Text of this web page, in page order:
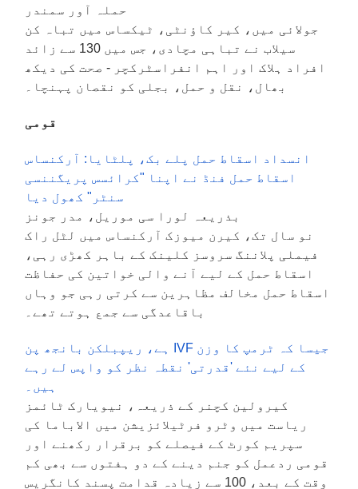
حملہ آور سمندر
جولائی میں، کیر کاؤنٹی، ٹیکساس میں تباہ کن
سیلاب نے تباہی مچادی، جس میں 130 سے زائد
افراد ہلاک اور اہم انفراسٹرکچر - صحت کی دیکھ
بھال، نقل و حمل، بجلی کو نقصان پہنچا۔
قومی
انسداد اسقاط حمل پلے بک، پلٹایا: آرکنساس
اسقاط حمل فنڈ نے اپنا "کرائسس پریگننسی
سنٹر" کھول دیا
بذریعہ لورا سی موریل، مدر جونز
نو سال تک، کیرن میوزک آرکنساس میں لٹل راک
فیملی پلاننگ سروسز کلینک کے باہر کھڑی رہی،
اسقاط حمل کے لیے آنے والی خواتین کی حفاظت
اسقاط حمل مخالف مظاہرین سے کرتی رہی جو وہاں
باقاعدگی سے جمع ہوتے تھے۔
جیسا کہ ٹرمپ کا وزن IVF ہے، ریپبلکن بانجھ پن
کے لیے نئے 'قدرتی' نقطہ نظر کو واپس لے رہے
ہیں۔
کیرولین کچنر کے ذریعہ، نیویارک ٹائمز
ریاست میں وٹرو فرٹیلائزیشن میں الاباما کی
سپریم کورٹ کے فیصلے کو برقرار رکھنے اور
قومی ردعمل کو جنم دینے کے دو ہفتوں سے بھی کم
وقت کے بعد، 100 سے زیادہ قدامت پسند کانگریس